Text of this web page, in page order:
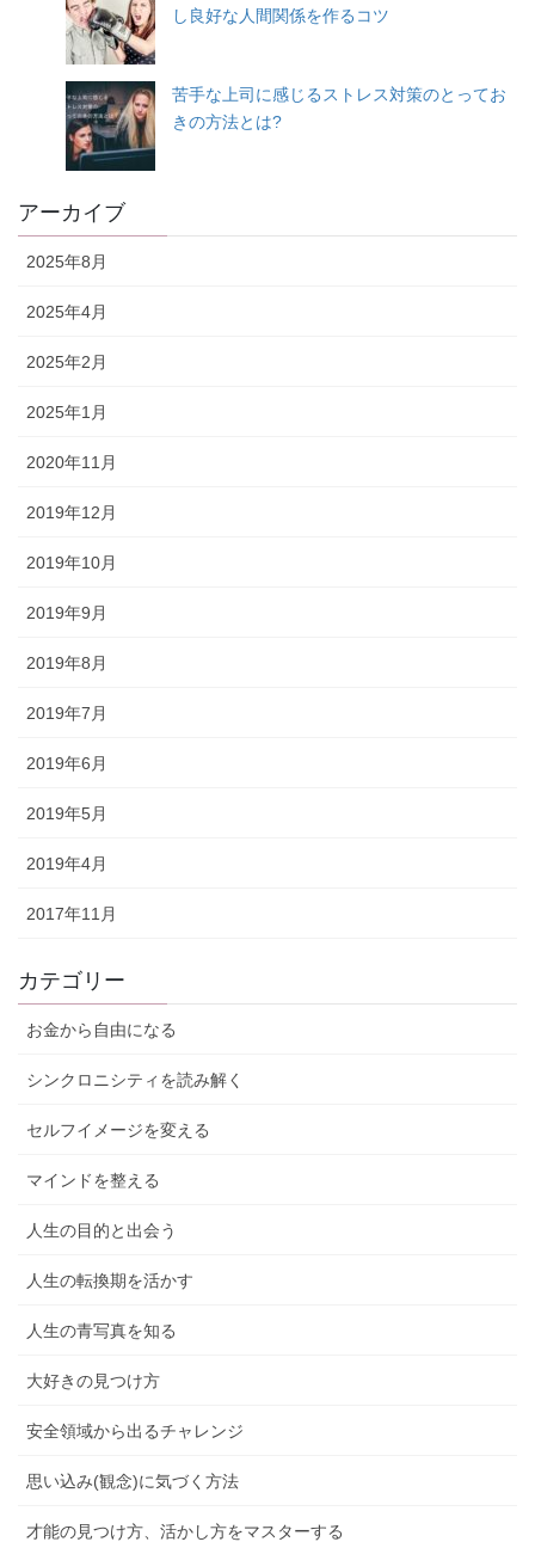
し良好な人間関係を作るコツ
苦手な上司に感じるストレス対策のとってお
きの方法とは?
アーカイブ
2025年8月
2025年4月
2025年2月
2025年1月
2020年11月
2019年12月
2019年10月
2019年9月
2019年8月
2019年7月
2019年6月
2019年5月
2019年4月
2017年11月
カテゴリー
お金から自由になる
シンクロニシティを読み解く
セルフイメージを変える
マインドを整える
人生の目的と出会う
人生の転換期を活かす
人生の青写真を知る
大好きの見つけ方
安全領域から出るチャレンジ
思い込み(観念)に気づく方法
才能の見つけ方、活かし方をマスターする